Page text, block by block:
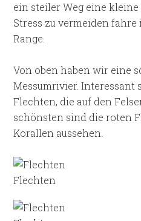
ein steiler Weg eine
Stress zu vermeiden
Range.
Von oben haben wir eine
Messumrivier. Interessant
Flechten, die auf den
schönsten sind die roten
Korallen aussehen.
Flechten